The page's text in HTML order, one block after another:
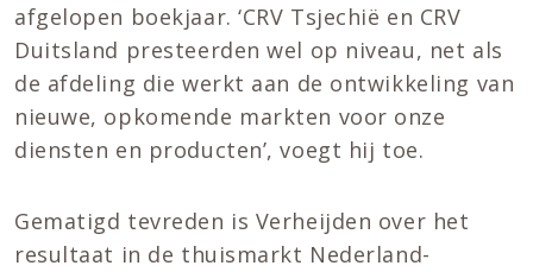
afgelopen boekjaar. ‘CRV Tsjechië en CRV
Duitsland presteerden wel op niveau, net als
de afdeling die werkt aan de ontwikkeling van
nieuwe, opkomende markten voor onze
diensten en producten’, voegt hij toe.
Gematigd tevreden is Verheijden over het
resultaat in de thuismarkt Nederland-